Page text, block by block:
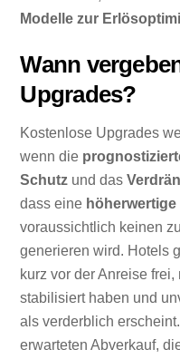
Modelle zur
Wann
Upgrades?
Kostenlose Upgrades
wenn die
Schutz und das
dass eine
voraussichtlich keinen
generieren wird. Hotels
kurz vor der Anreise
stabilisiert haben und
als verderblich
erwarteten Abverkauf,